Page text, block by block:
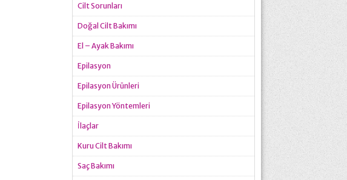
Cilt Sorunları
Doğal Cilt Bakımı
El – Ayak Bakımı
Epilasyon
Epilasyon Ürünleri
Epilasyon Yöntemleri
İlaçlar
Kuru Cilt Bakımı
Saç Bakımı